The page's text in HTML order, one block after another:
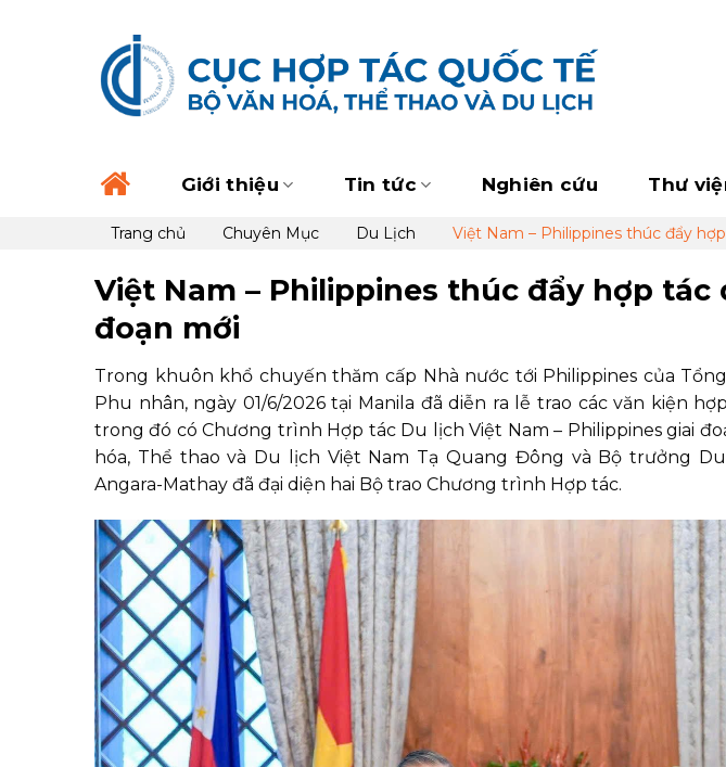
Giới thiệu Tin tức Nghiên cứu Thư
Trang chủ Chuyên Mục Du Lịch Việt Nam – Philippines thúc đẩy
Việt Nam – Philippines thúc đẩy hợp
đoạn mới
Trong khuôn khổ chuyến thăm cấp Nhà nước tới Philippines của
Phu nhân, ngày 01/6/2026 tại Manila đã diễn ra lễ trao các văn kiện
trong đó có Chương trình Hợp tác Du lịch Việt Nam – Philippines giai
hóa, Thể thao và Du lịch Việt Nam Tạ Quang Đông và Bộ trưởng
Angara-Mathay đã đại diện hai Bộ trao Chương trình Hợp tác.